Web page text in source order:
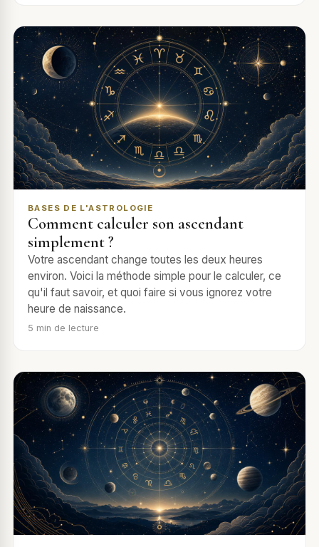
BASES DE L'ASTROLOGIE
Comment calculer son ascendant
simplement ?
Votre ascendant change toutes les deux heures
environ. Voici la méthode simple pour le calculer, ce
qu'il faut savoir, et quoi faire si vous ignorez votre
heure de naissance.
5 min de lecture